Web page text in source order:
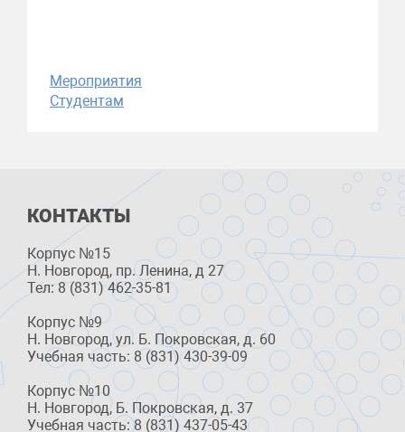
Мероприятия
Студентам
КОНТАКТЫ
Корпус №15
Н. Новгород, пр. Ленина, д 27
Тел: 8 (831) 462-35-81
Корпус №9
Н. Новгород, ул. Б. Покровская, д. 60
Учебная часть: 8 (831) 430-39-09
Корпус №10
Н. Новгород, Б. Покровская, д. 37
Учебная часть: 8 (831) 437-05-43